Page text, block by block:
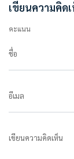
เขียนความคิด
คะแนน
ชื่อ
อีเมล
เขียนความคิดเห็น